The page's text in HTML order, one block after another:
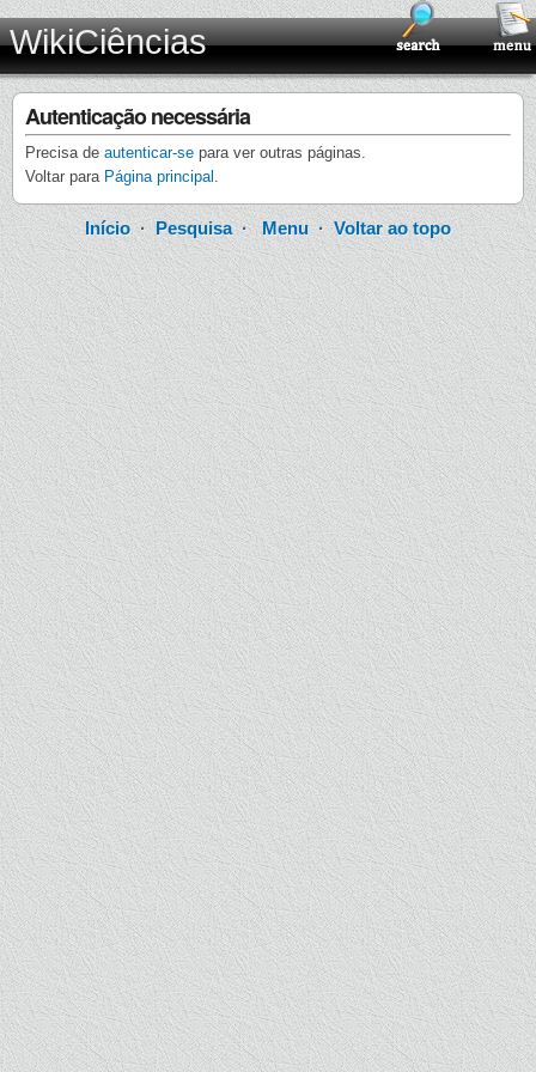
WikiCiências
Autenticação necessária
Precisa de autenticar-se para ver outras páginas.
Voltar para Página principal .
Início · Pesquisa·Menu ·Voltar ao topo